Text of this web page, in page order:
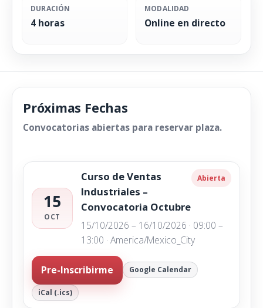
DURACIÓN
4 horas
MODALIDAD
Online en directo
Próximas Fechas
Convocatorias abiertas para reservar plaza.
15
OCT
Curso de Ventas
Industriales –
Convocatoria Octubre
Abierta
15/10/2026 – 16/10/2026 · 09:00 –
13:00 · America/Mexico_City
Pre-Inscribirme Google Calendar
iCal (.ics)